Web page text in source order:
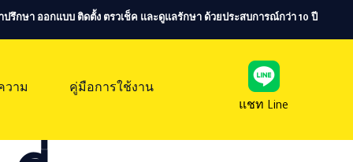
ปรึกษา ออกแบบ ติดตั้ง ตรวเช็ค และดูแลรักษา ด้วยประสบการณ์กว่า 10 ปี
วาม
คู่มือการใช้งาน
แชท Line